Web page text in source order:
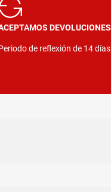
DEVOLUCIONES
de reflexión de 14 días